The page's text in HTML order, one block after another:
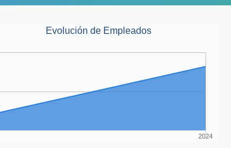
Evolución de Empleados
2024